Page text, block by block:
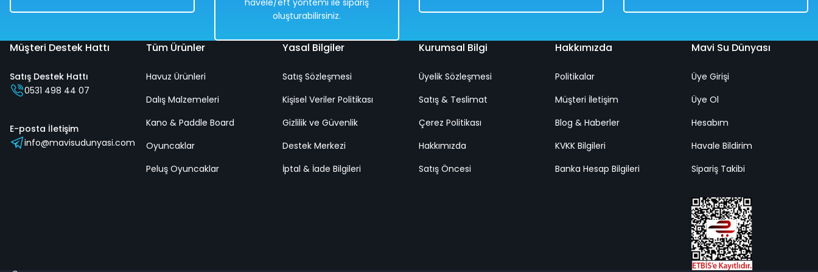
Teslimat
Bedava
Çevirmeli Oyuncak Telefon Araba Sürtmeli 18x16 Cm
%50
518,00 TL
Havuzlu Dinazor Su Üzerinde Balık Yakalama Oyunu 13 Parçalık
%50
838,00 TL
419,00 TL
havele/eft yöntemi ile sipariş
oluşturabilirsiniz.
Müşteri Destek Hattı
Satış Destek Hattı
0531 498 44 07
E-posta İletişim
info@mavisudunyasi.com
Tüm Ürünler
Havuz Ürünleri
Dalış Malzemeleri
Kano & Paddle Board
Oyuncaklar
Peluş Oyuncaklar
Yasal Bilgiler
Satış Sözleşmesi
Kişisel Veriler Politikası
Gizlilik ve Güvenlik
Destek Merkezi
İptal & İade Bilgileri
Kurumsal Bilgi
Üyelik Sözleşmesi
Satış & Teslimat
Çerez Politikası
Hakkımızda
Satış Öncesi
Hakkımızda
Politikalar
Müşteri İletişim
Blog & Haberler
KVKK Bilgileri
Banka Hesap Bilgileri
Mavi Su Dünyası
Üye Girişi
Üye Ol
Hesabım
Havale Bildirim
Sipariş Takibi